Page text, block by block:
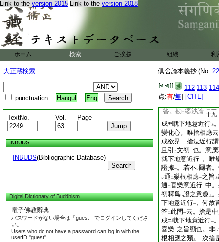
Link to the version 2015 Link to the version 2018
ホーム 検索 ご挨拶 組織 利
大正蔵検索
punctuation Hangul Eng
TextNo. Vol. Page
INBUDS
INBUDS(Bibliographic Database)
Search
Digital Dictionary of Buddhism
電子佛教辭典
パスワードがない場合は「guest」でログインしてくださ
い。
Users who do not have a password can log in with the
userID "guest".
倶舍論本義抄 (No.
112 113 114
点:有/無] [CITE]
界變化心中。與二
捨
下。與二 喜根 一 相
下云也。變化心通 二
慮變化心 一 。自地爲 二
異 釋成也。若下地
無 喜樂相應之類
喜樂相應變化心 者
是中庸。起時稍易
欲界變化心中。無
答。勘 二婆沙論 百三
十九
成
就下地意近行 上
變化心。唯捨相應
成欲界一捨法近行
且引
二文初一也。意
就下地意近行一。唯
證據一。若不 レ爾者
レ通 二樂根相應一之旨 上
通 二喜樂意近行一中
初釋爲レ證之意趣 上
下地意近行一。何故
答二 此問一云。捨是
成
就下地意近行一
喜樂一之旨顯也。非レ
根相應之類 上
次捨